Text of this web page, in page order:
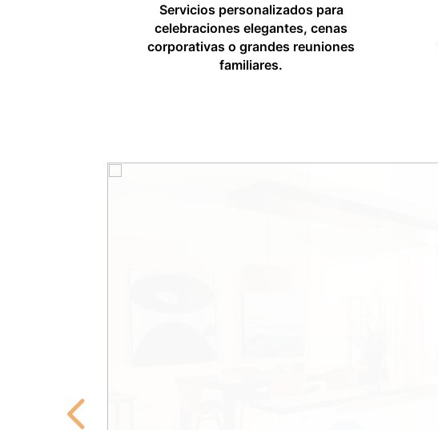
Servicios personalizados para
celebraciones elegantes, cenas
corporativas o grandes reuniones
familiares.